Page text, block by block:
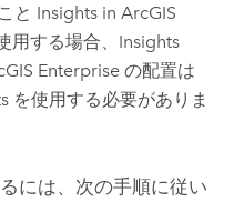
と Insights in ArcGIS
用する場合、 Insights
Enterprise の配置は
を使用する必要がありま
には、次の手順に従い